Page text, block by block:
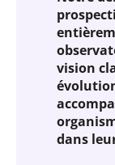
vision
dans